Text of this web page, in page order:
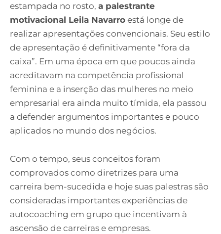
estampada no rosto, a palestrante
motivacional Leila Navarro está longe de
realizar apresentações convencionais. Seu estilo
de apresentação é definitivamente “fora da
caixa”. Em uma época em que poucos ainda
acreditavam na competência profissional
feminina e a inserção das mulheres no meio
empresarial era ainda muito tímida, ela passou
a defender argumentos importantes e pouco
aplicados no mundo dos negócios.
Com o tempo, seus conceitos foram
comprovados como diretrizes para uma
carreira bem-sucedida e hoje suas palestras são
consideradas importantes experiências de
autocoaching em grupo que incentivam à
ascensão de carreiras e empresas.